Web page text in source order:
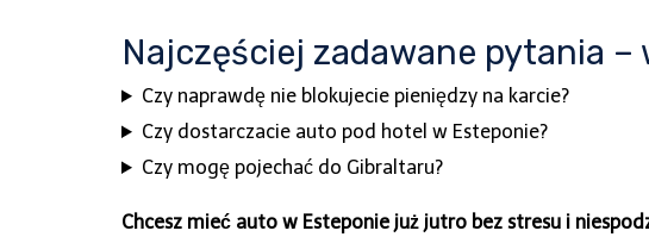
Najczęściej zadawane pytania –
Czy naprawdę nie blokujecie pieniędzy na karcie?
Czy dostarczacie auto pod hotel w Esteponie?
Czy mogę pojechać do Gibraltaru?
Chcesz mieć auto w Esteponie już jutro bez stresu i